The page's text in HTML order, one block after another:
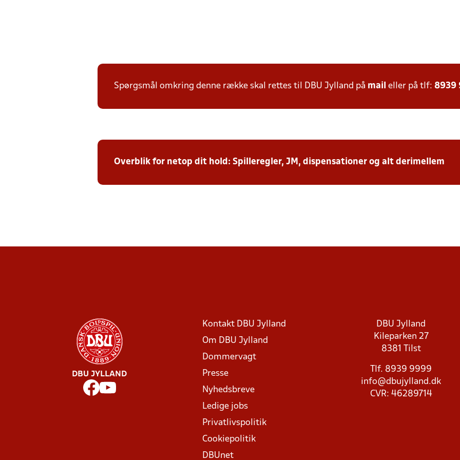
Spørgsmål omkring denne række skal rettes til DBU Jylland på mail eller på tlf: 8939
Overblik for netop dit hold: Spilleregler, JM, dispensationer og alt derimellem
DBU JYLLAND
Kontakt DBU Jylland
Om DBU Jylland
Dommervagt
Presse
Nyhedsbreve
Ledige jobs
Privatlivspolitik
Cookiepolitik
DBUnet
DBU Jylland
Kileparken 27
8381 Tilst
Tlf. 8939 9999
info@dbujylland.dk
CVR: 46289714